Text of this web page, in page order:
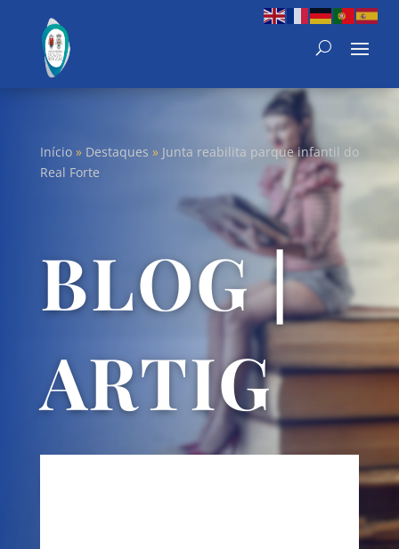
Início» Destaques » Junta reabilita parque infantil do
Real Forte
BLOG |
ARTIG
OS